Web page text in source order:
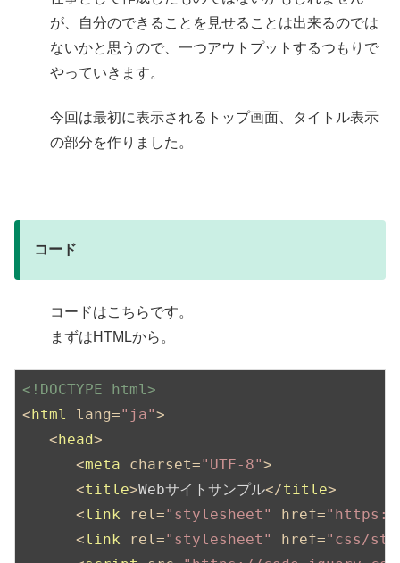
が、自分のできることを見せることは出来るのでは
ないかと思うので、一つアウトプットするつもりで
やっていきます。
今回は最初に表示されるトップ画面、タイトル表示
の部分を作りました。
コード
コードはこちらです。
まずはHTMLから。
<!DOCTYPE html>
< html lang="ja">
< head>
<meta charset="UTF-8">
<title>Webサイトサンプル</title>
<link rel="stylesheet" href="https://
<link rel="stylesheet" href="css/